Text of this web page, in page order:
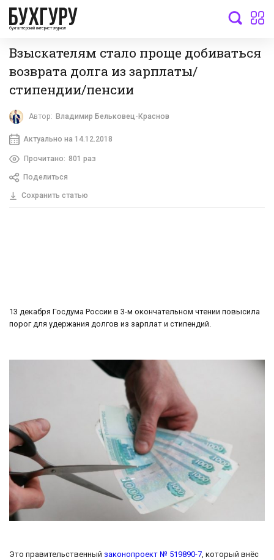
бухгалтерский интернет-журнал
Взыскателям стало проще добиваться
возврата долга из зарплаты/
стипендии/пенсии
Автор: Владимир Бельковец-Краснов
Актуально на 14.12.2018
Прочитано: 801 раз
Поделиться
Сохранить статью
13 декабря Госдума России в 3-м окончательном чтении повысила
порог для удержания долгов из зарплат и стипендий.
Это правительственный законопроект № 519890-7, который внёс